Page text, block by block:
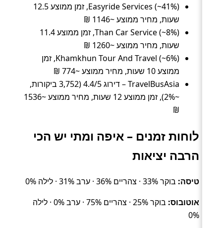
Easyride Services (~41%), זמן ממוצע 12.5
שעות, מחיר ממוצע ~1146 ₪
Than Car Service (~8%), זמן ממוצע 11.4
שעות, מחיר ממוצע ~1260 ₪
Khamkhun Tour And Travel (~6%), זמן
ממוצע 10 שעות, מחיר ממוצע ~774 ₪
TravelBusAsia – דירוג 4.4/5 (3,752 ביקורות,
~2%), זמן ממוצע 12 שעות, מחיר ממוצע ~1536
₪
לוחות זמנים – איפה ומתי יש הכי
הרבה יציאות
טיסה: בוקר 33% · צהריים 36% · ערב 31% · לילה 0%
אוטובוס:
בוקר 25% · צהריים 75% · ערב 0% · לילה
0%